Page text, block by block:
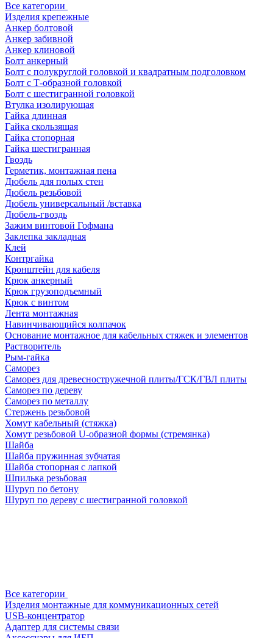
Все категории
Изделия крепежные
Анкер болтовой
Анкер забивной
Анкер клиновой
Болт анкерный
Болт с полукруглой головкой и квадратным подголовком
Болт с Т-образной головкой
Болт с шестигранной головкой
Втулка изолирующая
Гайка длинная
Гайка скользящая
Гайка стопорная
Гайка шестигранная
Гвоздь
Герметик, монтажная пена
Дюбель для полых стен
Дюбель резьбовой
Дюбель универсальный /вставка
Дюбель-гвоздь
Зажим винтовой Гофмана
Заклепка закладная
Клей
Контргайка
Кронштейн для кабеля
Крюк анкерный
Крюк грузоподъемный
Крюк с винтом
Лента монтажная
Навинчивающийся колпачок
Основание монтажное для кабельных стяжек и элементов
Растворитель
Рым-гайка
Саморез
Саморез для древесностружечной плиты/ГСК/ГВЛ плиты
Саморез по дереву
Саморез по металлу
Стержень резьбовой
Хомут кабельный (стяжка)
Хомут резьбовой U-образной формы (стремянка)
Шайба
Шайба пружинная зубчатая
Шайба стопорная с лапкой
Шпилька резьбовая
Шуруп по бетону
Шуруп по дереву с шестигранной головкой
Все категории
Изделия монтажные для коммуникационных сетей
USB-концентратор
Адаптер для системы связи